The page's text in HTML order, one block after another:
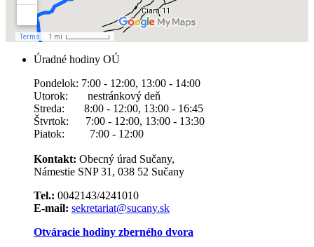
Úradné hodiny OÚ
Pondelok: 7:00 - 12:00, 13:00 - 14:00
Utorok: nestránkový deň
Streda: 8:00 - 12:00, 13:00 - 16:45
Štvrtok: 7:00 - 12:00, 13:00 - 13:30
Piatok: 7:00 - 12:00
Kontakt: Obecný úrad Sučany,
Námestie SNP 31, 038 52 Sučany
Tel.: 0042143/4241010
E-mail: sekretariat@sucany.sk
Otváracie hodiny zberného dvora